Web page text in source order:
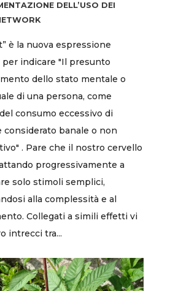
DELL’USO DEI
è la nuova espressione
indicare "Il presunto
dello stato mentale o
di una persona, come
consumo eccessivo di
considerato banale o non
. Pare che il nostro cervello
progressivamente a
solo stimoli semplici,
alla complessità e al
Collegati a simili effetti vi
intrecci tra...